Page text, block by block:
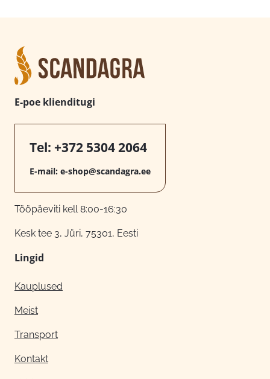
E-poe klienditugi
Tel: +372 5304 2064
E-mail: e-shop@scandagra.ee
Tööpäeviti kell 8:00-16:30
Kesk tee 3, Jüri, 75301, Eesti
Lingid
Kauplused
Meist
Transport
Kontakt